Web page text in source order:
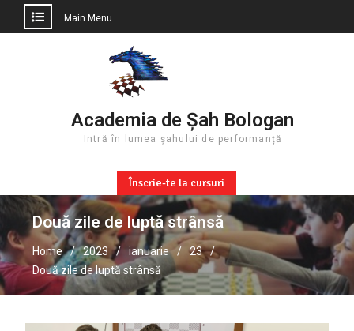
Main Menu
Academia de Șah Bologan
Intră în lumea șahului de performanță
Înscrie-te la cursuri
Două zile de luptă strânsă
Home 2023 ianuarie
23
Două zile de luptă strânsă